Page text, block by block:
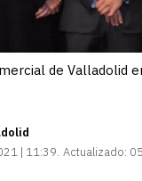
de Valladolid
| 11:39 Actualizado: